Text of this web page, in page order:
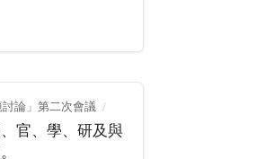
論」第二次會議
官、學、研及與